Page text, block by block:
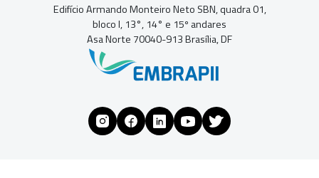
Edifício Armando Monteiro Neto SBN, quadra 01,
bloco I, 13°, 14° e 15º andares
Asa Norte 70040-913 Brasília, DF